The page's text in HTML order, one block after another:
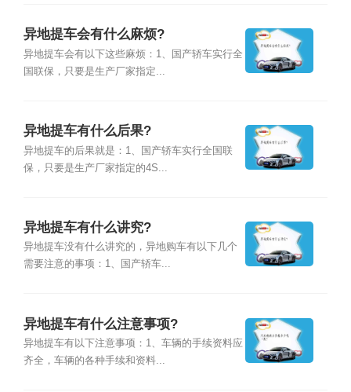
异地提车会有什么麻烦?
异地提车会有以下这些麻烦：1、国产轿车实行全
国联保，只要是生产厂家指定...
异地提车有什么后果?
异地提车的后果就是：1、国产轿车实行全国联
保，只要是生产厂家指定的4S...
异地提车有什么讲究?
异地提车没有什么讲究的，异地购车有以下几个
需要注意的事项：1、国产轿车...
异地提车有什么注意事项?
异地提车有以下注意事项：1、车辆的手续资料应
齐全，车辆的各种手续和资料...